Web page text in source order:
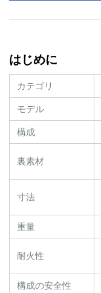
はじめに
カテゴリ
モデル
構成
裏素材
寸法
重量
耐火性
構成の安全性